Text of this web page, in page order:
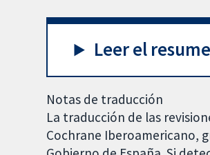
Leer el
Notas de traducción
La traducción de las
Cochrane Iberoamericano,